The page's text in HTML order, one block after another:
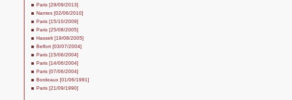
Paris [29/09/2013]
Nantes [02/06/2010]
Paris [15/10/2009]
Paris [25/08/2005]
Hasselt [19/08/2005]
Belfort [03/07/2004]
Paris [15/06/2004]
Paris [14/06/2004]
Paris [07/06/2004]
Bordeaux [01/06/1991]
Paris [21/09/1990]